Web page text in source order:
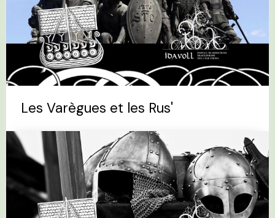
Les Varègues et les Rus'